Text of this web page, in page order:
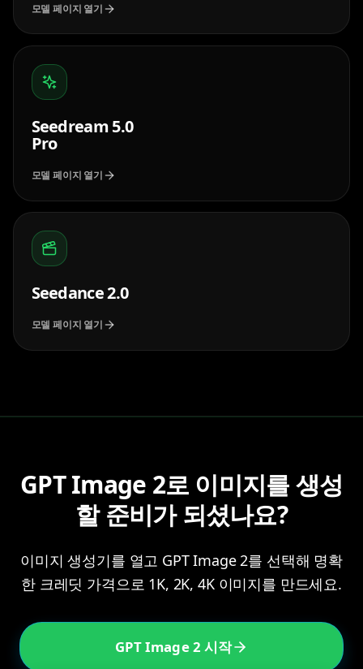
모델 페이지 열기
Seedream 5.0
Pro
모델 페이지 열기
Seedance 2.0
모델 페이지 열기
GPT Image 2로 이미지를 생성
할 준비가 되셨나요?
이미지 생성기를 열고 GPT Image 2를 선택해 명확
한 크레딧 가격으로 1K, 2K, 4K 이미지를 만드세요.
GPT Image 2 시작